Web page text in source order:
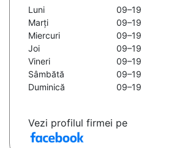
Luni
09–19
Marți
09–19
Miercuri
09–19
Joi
09–19
Vineri
09–19
Sâmbătă
09–19
Duminică
09–19
Vezi profilul firmei pe